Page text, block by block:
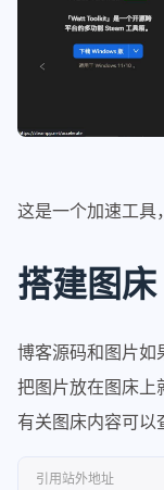
这是一个加速工具
搭建图床
博客源码和图片如
把图片放在图床上
有关图床内容可以
引用站外地址